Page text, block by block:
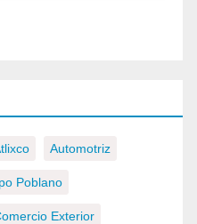
Automotriz
Poblano
Exterior